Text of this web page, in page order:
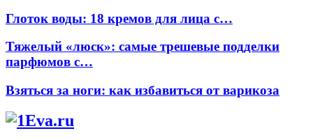
Глоток воды: 18 кремов для лица с…
Тяжелый «люск»: самые трешевые подделки
парфюмов с…
Взяться за ноги: как избавиться от варикоза